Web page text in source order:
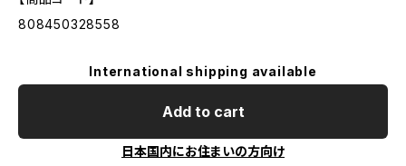
808450328558
International shipping available
Add to cart
日本国内にお住まいの方向け